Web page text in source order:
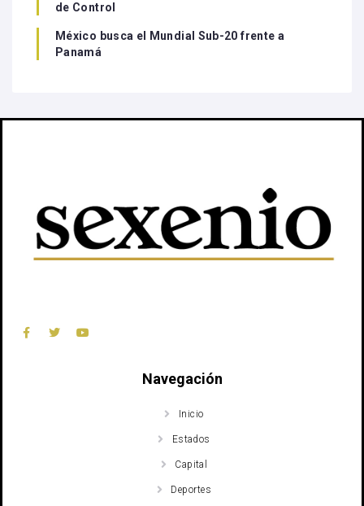
de Control
México busca el Mundial Sub-20 frente a
Panamá
Navegación
Inicio
Estados
Capital
Deportes